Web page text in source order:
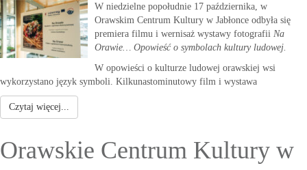
W niedzielne popołudnie 17 października, w
Orawskim Centrum Kultury w Jabłonce odbyła się
premiera filmu i wernisaż wystawy fotografii Na
Orawie… Opowieść o symbolach kultury ludowej.
W opowieści o kulturze ludowej orawskiej wsi
wykorzystano język symboli. Kilkunastominutowy film i wystawa
Czytaj więcej...
Orawskie Centrum Kultury w